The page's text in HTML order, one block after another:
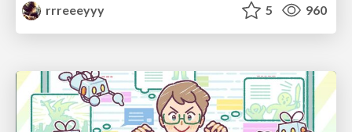
rrreeeyyy
5 960